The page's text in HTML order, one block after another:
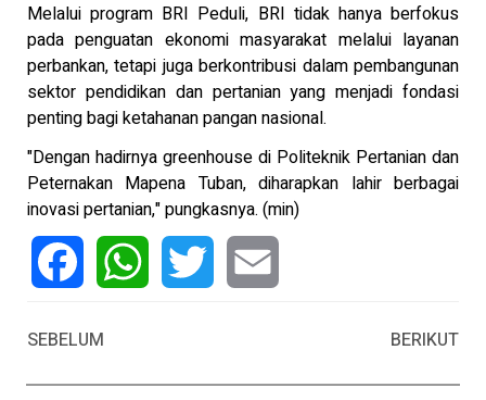
Melalui program BRI Peduli, BRI tidak hanya berfokus
pada penguatan ekonomi masyarakat melalui layanan
perbankan, tetapi juga berkontribusi dalam pembangunan
sektor pendidikan dan pertanian yang menjadi fondasi
penting bagi ketahanan pangan nasional.
"Dengan hadirnya greenhouse di Politeknik Pertanian dan
Peternakan Mapena Tuban, diharapkan lahir berbagai
inovasi pertanian," pungkasnya. (min)
SEBELUM
BERIKUT